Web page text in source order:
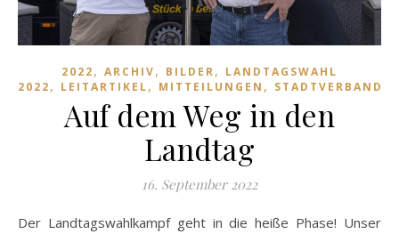
2022, ARCHIV, BILDER, LANDTAGSWAHL
2022, LEITARTIKEL, MITTEILUNGEN , STADTVERBAND
Auf dem Weg in den
Landtag
16. September 2022
Der Landtagswahlkampf geht in die heiße Phase! Unser